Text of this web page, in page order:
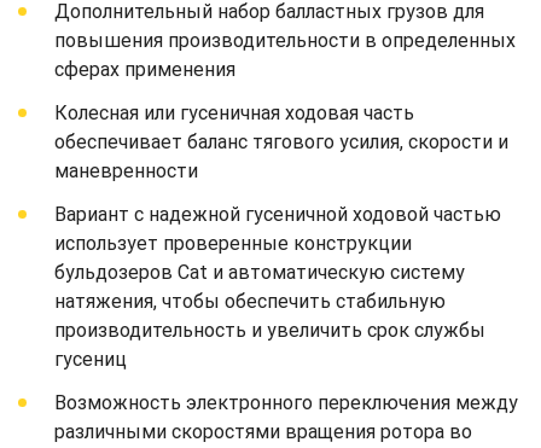
Дополнительный набор балластных грузов для
повышения производительности в определенных
сферах применения
Колесная или гусеничная ходовая часть
обеспечивает баланс тягового усилия, скорости и
маневренности
Вариант с надежной гусеничной ходовой частью
использует проверенные конструкции
бульдозеров Cat и автоматическую систему
натяжения, чтобы обеспечить стабильную
производительность и увеличить срок службы
гусениц
Возможность электронного переключения между
различными скоростями вращения ротора во